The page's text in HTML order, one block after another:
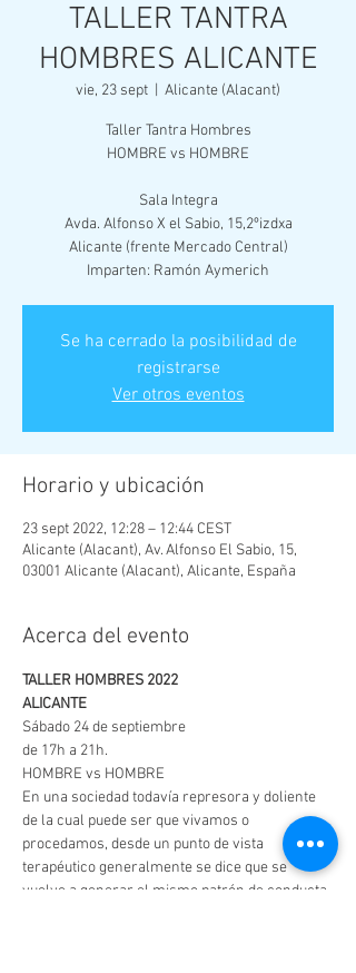
TALLER TANTRA
HOMBRES ALICANTE
vie, 23 sept Alicante (Alacant)
Taller Tantra Hombres
HOMBRE vs HOMBRE
Sala Integra
Avda. Alfonso X el Sabio, 15,2ºizdxa
Alicante (frente Mercado Central)
Imparten: Ramón Aymerich
Se ha cerrado la posibilidad de
registrarse
Ver otros eventos
Horario y ubicación
23 sept 2022, 12:28 – 12:44 CEST
Alicante (Alacant), Av. Alfonso El Sabio, 15,
03001 Alicante (Alacant), Alicante, España
Acerca del evento
TALLER HOMBRES 2022
ALICANTE
Sábado 24 de septiembre
de 17h a 21h.
HOMBRE vs HOMBRE
En una sociedad todavía represora y doliente
de la cual puede ser que vivamos o
procedamos, desde un punto de vista
terapéutico generalmente se dice que se
vuelve a generar el mismo patrón de conducta